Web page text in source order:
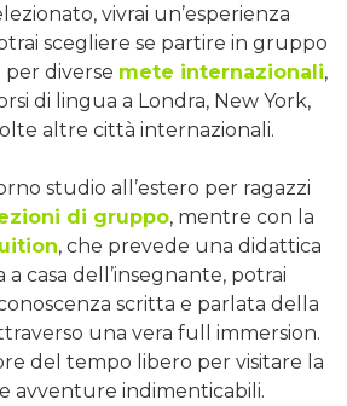
vivrai un’esperienza
scegliere se partire in gruppo
diverse mete internazionali,
di lingua a Londra, New York,
altre città internazionali.
studio all’estero per ragazzi
di gruppo, mentre con la
, che prevede una didattica
a casa dell’insegnante, potrai
scritta e parlata della
una vera full immersion.
del tempo libero per visitare la
avventure indimenticabili.